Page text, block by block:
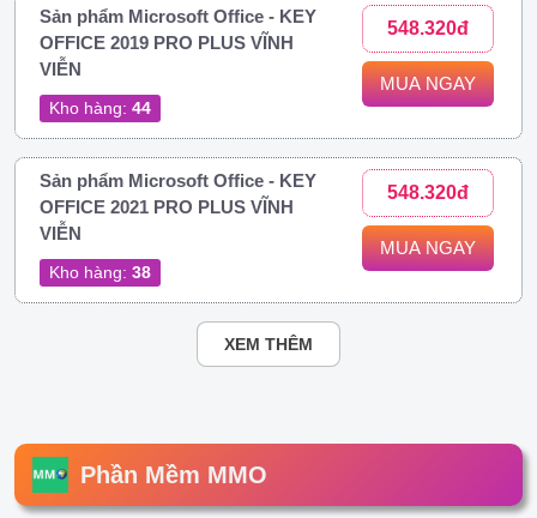
Sản phẩm Microsoft Office - KEY
OFFICE 2019 PRO PLUS VĨNH
VIỄN
Kho hàng: 44
548.320đ
MUA NGAY
Sản phẩm Microsoft Office - KEY
OFFICE 2021 PRO PLUS VĨNH
VIỄN
Kho hàng: 38
548.320đ
MUA NGAY
XEM THÊM
Phần Mềm MMO